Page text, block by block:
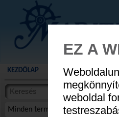
KEZDŐLAP AKCIÓS TERMÉKEK
Minden termék
EZ A
weboldal